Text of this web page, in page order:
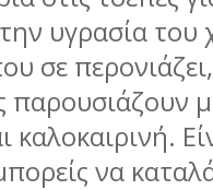
υγρασία του
σε
παρουσιάζουν
καλοκαιρινή.
να